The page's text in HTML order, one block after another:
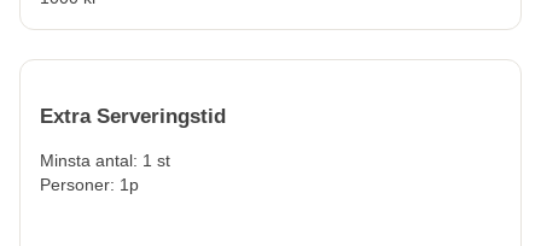
Extra Serveringstid
Minsta antal: 1 st
Personer: 1p